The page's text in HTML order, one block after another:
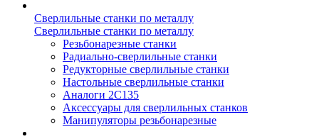
Сверлильные станки по металлу
Сверлильные станки по металлу
Резьбонарезные станки
Радиально-сверлильные станки
Редукторные сверлильные станки
Настольные сверлильные станки
Аналоги 2С135
Аксессуары для сверлильных станков
Манипуляторы резьбонарезные